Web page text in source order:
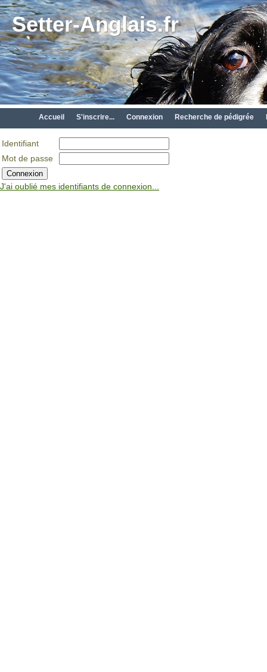
Setter-Anglais.fr
Accueil S'inscrire... Connexion Recherche de pédigrée
Identifiant
Mot de passe
J'ai oublié mes identifiants de connexion...